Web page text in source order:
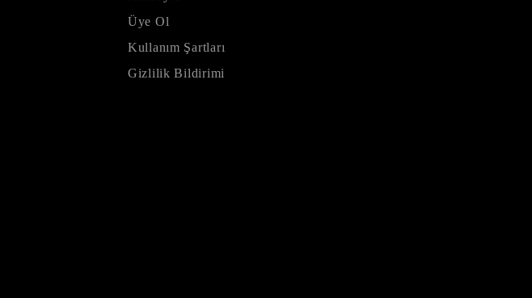
Üye Ol
Kullanım Şartları
Gizlilik Bildirimi